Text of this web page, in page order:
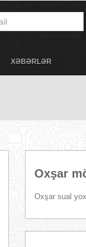
XƏBƏRLƏR
Oxşar
Oxşar sual